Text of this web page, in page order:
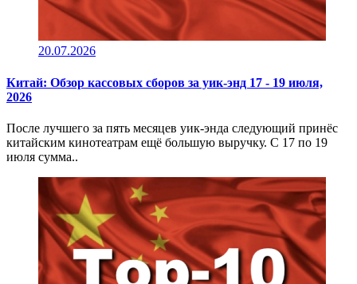
20.07.2026
Китай: Обзор кассовых сборов за уик-энд 17 - 19 июля,
2026
После лучшего за пять месяцев уик-энда следующий принёс
китайским кинотеатрам ещё большую выручку. С 17 по 19
июля сумма..